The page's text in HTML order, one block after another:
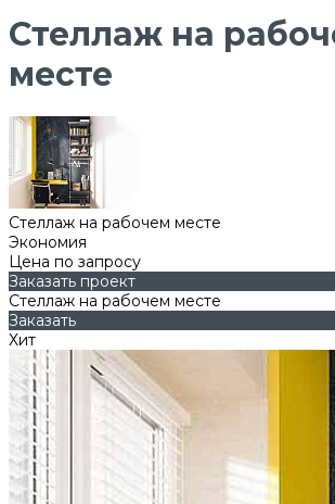
Стеллаж на
месте
Стеллаж на рабочем месте
Экономия
Цена по запросу
Заказать проект
Стеллаж на рабочем месте
Заказать
Хит